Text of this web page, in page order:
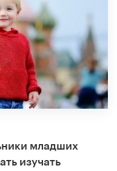
младших
изучать